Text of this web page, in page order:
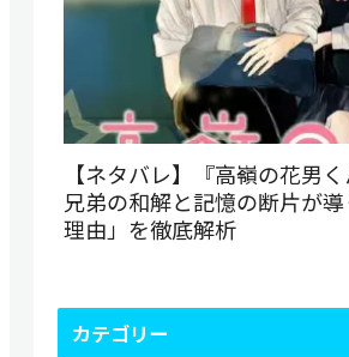
【ネタバレ】『高嶺の花男く
兄弟の和解と記憶の断片が
理由」を徹底解析
カテゴリー